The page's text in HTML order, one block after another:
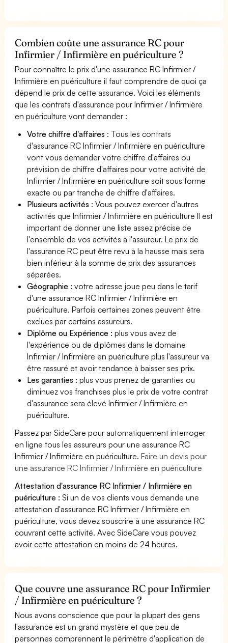
Combien coûte une assurance RC pour
Infirmier / Infirmière en puériculture ?
Pour connaître le prix d'une assurance RC Infirmier /
Infirmière en puériculture il faut comprendre de quoi ça
dépend le prix de cette assurance. Voici les éléments
que les contrats d'assurance pour Infirmier / Infirmière
en puériculture vont demander :
Votre chiffre d'affaires : Tous les contrats
d'assurance RC Infirmier / Infirmière en puériculture
vont vous demander votre chiffre d'affaires ou
prévision de chiffre d'affaires pour votre activité de
Infirmier / Infirmière en puériculture soit sous forme
exacte ou par tranche de chiffre d'affaires.
Plusieurs activités : Vous pouvez exercer d'autres
activités que Infirmier / Infirmière en puériculture Il est
important de donner une liste assez précise de
l'ensemble de vos activités à l'assureur. Le prix de
l'assurance RC peut être revu à la hausse mais sera
bien inférieur à la somme de prix des assurances
séparées.
Géographie :votre adresse joue peu dans le tarif
d'une assurance RC Infirmier / Infirmière en
puériculture. Parfois certaines zones peuvent être
exclues par certains assureurs.
Diplôme ou Expérience :plus vous avez de
l'expérience ou de diplômes dans le domaine
Infirmier / Infirmière en puériculture plus l'assureur va
être rassuré et avoir tendance à baisser ses prix.
Les garanties :plus vous prenez de garanties ou
diminuez vos franchises plus le prix de votre contrat
d'assurance sera élevé Infirmier / Infirmière en
puériculture.
Passez par SideCare pour automatiquement interroger
en ligne tous les assureurs pour une assurance RC
Infirmier / Infirmière en puériculture.Faire un devis pour
une assurance RC Infirmier / Infirmière en puériculture
Attestation d'assurance RC Infirmier / Infirmière en
puériculture : Si un de vos clients vous demande une
attestation d'assurance RC Infirmier / Infirmière en
puériculture, vous devez souscrire à une assurance RC
couvrant cette activité. Avec SideCare vous pouvez
avoir cette attestation en moins de 24 heures.
Que couvre une assurance RC pour Infirmier
/ Infirmière en puériculture ?
Nous avons conscience que pour la plupart des gens
l'assurance est un grand mystère et que peu de
personnes comprennent le périmètre d'application de